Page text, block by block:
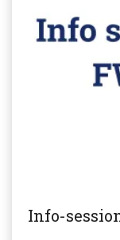
Info-